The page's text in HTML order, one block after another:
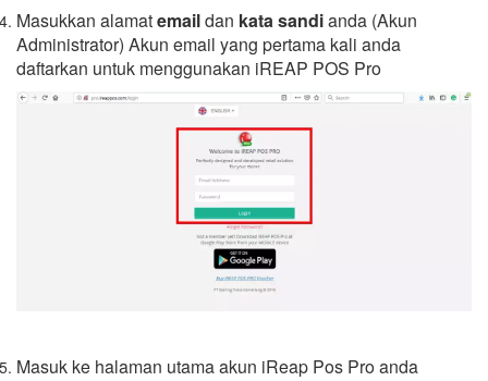
Masukkan alamatemaildan kata sandianda (Akun
Administrator) Akun email yang pertama kali anda
daftarkan untuk menggunakan iREAP POS Pro
Masuk ke halaman utama akun iReap Pos Pro anda